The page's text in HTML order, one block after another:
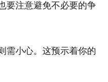
要注意避免不必要的争
需小心。这预示着你的